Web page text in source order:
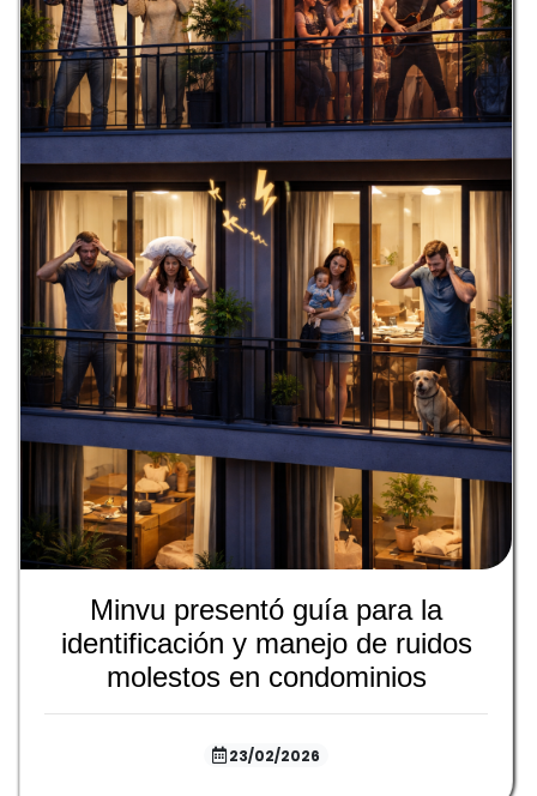
Minvu presentó guía para la
identificación y manejo de ruidos
molestos en condominios
23/02/2026